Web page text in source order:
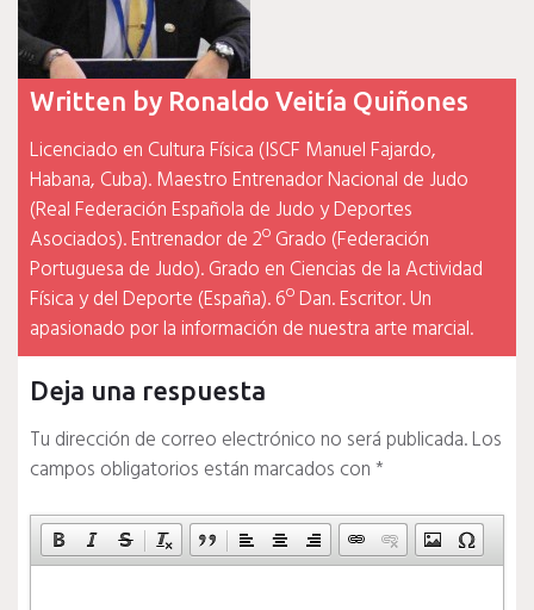
Written by Ronaldo Veitía Quiñones
Licenciado en Cultura Física (ISCF Manuel Fajardo,
Habana, Cuba). Maestro Entrenador Nacional de Judo
(Real Federación Española de Judo y Deportes
Asociados). Entrenador de 2º Grado (Federación
Portuguesa de Judo). Grado en Ciencias de la Actividad
Física y del Deporte (España). 6º Dan. Escritor. Un
apasionado por la información de nuestra arte marcial.
Deja una respuesta
Tu dirección de correo electrónico no será publicada.Los
campos obligatorios están marcados con*